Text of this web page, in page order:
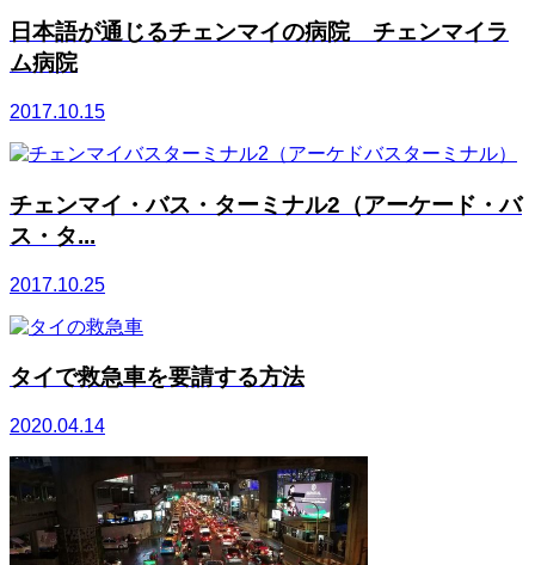
日本語が通じるチェンマイの病院 チェンマイラ
ム病院
2017.10.15
チェンマイ・バス・ターミナル2（アーケード・バ
ス・タ...
2017.10.25
タイで救急車を要請する方法
2020.04.14